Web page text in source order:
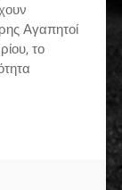
Αγαπητοί
το